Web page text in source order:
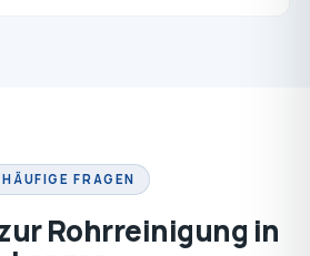
HÄUFIGE FRAGEN
Rohrreinigung in